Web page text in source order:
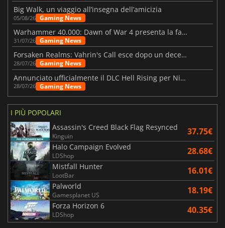
Big Walk, un viaggio all’insegna dell’amicizia
05/08/26 Gaming News
Warhammer 40.000: Dawn of War 4 presenta la fazione dei Necron
31/07/26 Gaming News
Forsaken Realms: Vahrin's Call esce dopo un decennio di sviluppo
28/07/26 Gaming News
Annunciato ufficialmente il DLC Hell Rising per Nioh 3
28/07/26 Gaming News
I PIÙ POPOLARI
Assassin's Creed Black Flag Resynced
Kinguin 37.75€
Halo Campaign Evolved
LDShop 28.68€
Mistfall Hunter
LootBar 16.01€
Palworld
Gamesplanet US 18.19€
Forza Horizon 6
LDShop 40.35€